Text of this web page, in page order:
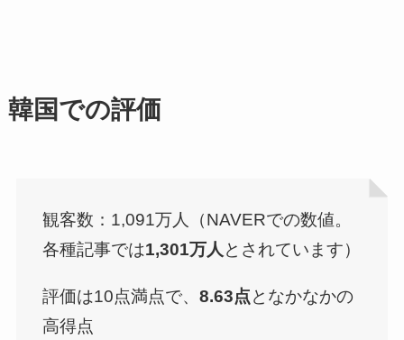
韓国での評価
観客数：1,091万人（NAVERでの数値。
各種記事では1,301万人 とされています）
評価は10点満点で、8.63点となかなかの
高得点